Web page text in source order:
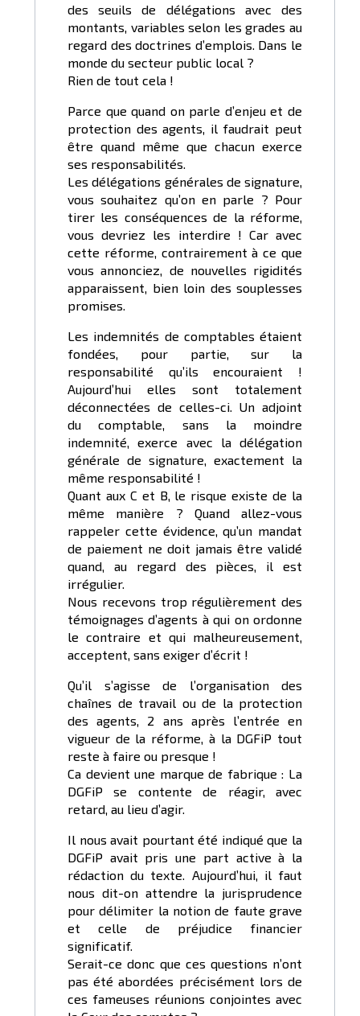
des seuils de délégations avec des
montants, variables selon les grades au
regard des doctrines d’emplois. Dans le
monde du secteur public local ?
Rien de tout cela !
Parce que quand on parle d’enjeu et de
protection des agents, il faudrait peut
être quand même que chacun exerce
ses responsabilités.
Les délégations générales de signature,
vous souhaitez qu’on en parle ? Pour
tirer les conséquences de la réforme,
vous devriez les interdire ! Car avec
cette réforme, contrairement à ce que
vous annonciez, de nouvelles rigidités
apparaissent, bien loin des souplesses
promises.
Les indemnités de comptables étaient
fondées, pour partie, sur la
responsabilité qu’ils encouraient !
Aujourd’hui elles sont totalement
déconnectées de celles-ci. Un adjoint
du comptable, sans la moindre
indemnité, exerce avec la délégation
générale de signature, exactement la
même responsabilité !
Quant aux C et B, le risque existe de la
même manière ? Quand allez-vous
rappeler cette évidence, qu’un mandat
de paiement ne doit jamais être validé
quand, au regard des pièces, il est
irrégulier.
Nous recevons trop régulièrement des
témoignages d’agents à qui on ordonne
le contraire et qui malheureusement,
acceptent, sans exiger d’écrit !
Qu’il s’agisse de l’organisation des
chaînes de travail ou de la protection
des agents, 2 ans après l’entrée en
vigueur de la réforme, à la DGFiP tout
reste à faire ou presque !
Ca devient une marque de fabrique : La
DGFiP se contente de réagir, avec
retard, au lieu d’agir.
Il nous avait pourtant été indiqué que la
DGFiP avait pris une part active à la
rédaction du texte. Aujourd’hui, il faut
nous dit-on attendre la jurisprudence
pour délimiter la notion de faute grave
et celle de préjudice financier
significatif.
Serait-ce donc que ces questions n’ont
pas été abordées précisément lors de
ces fameuses réunions conjointes avec